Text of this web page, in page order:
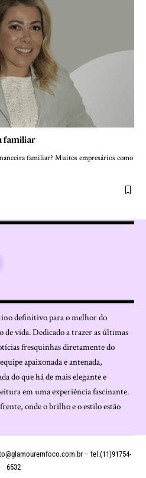
familiar
familiar? Muitos empresários como
definitivo para o melhor do
de vida. Dedicado a trazer as últimas
fresquinhas diretamente do
apaixonada e antenada,
do que há de mais elegante e
em uma experiência fascinante.
onde o brilho e o estilo estão
– tel.(11)91754-
6532